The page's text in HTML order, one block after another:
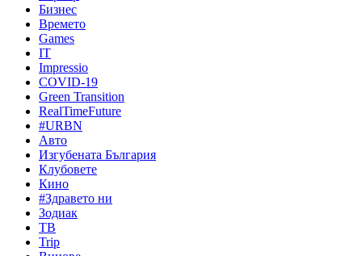
Бизнес
Времето
Games
IT
Impressio
COVID-19
Green Transition
RealTimeFuture
#URBN
Авто
Изгубената България
Клубовете
Кино
#Здравето ни
Зодиак
ТВ
Trip